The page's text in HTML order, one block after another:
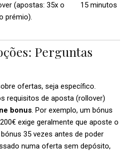
(apostas: 35x o
prémio).
15 minutos
Perguntas
ofertas, seja específico.
requisitos de aposta (rollover)
bonus. Por exemplo, um bónus
exige geralmente que aposte o
35 vezes antes de poder
numa oferta sem depósito,